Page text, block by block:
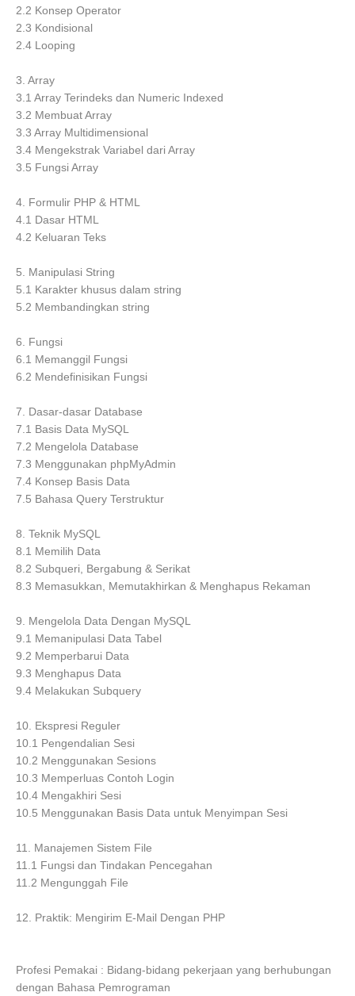
2.2 Konsep Operator
2.3 Kondisional
2.4 Looping
3. Array
3.1 Array Terindeks dan Numeric Indexed
3.2 Membuat Array
3.3 Array Multidimensional
3.4 Mengekstrak Variabel dari Array
3.5 Fungsi Array
4. Formulir PHP & HTML
4.1 Dasar HTML
4.2 Keluaran Teks
5. Manipulasi String
5.1 Karakter khusus dalam string
5.2 Membandingkan string
6. Fungsi
6.1 Memanggil Fungsi
6.2 Mendefinisikan Fungsi
7. Dasar-dasar Database
7.1 Basis Data MySQL
7.2 Mengelola Database
7.3 Menggunakan phpMyAdmin
7.4 Konsep Basis Data
7.5 Bahasa Query Terstruktur
8. Teknik MySQL
8.1 Memilih Data
8.2 Subqueri, Bergabung & Serikat
8.3 Memasukkan, Memutakhirkan & Menghapus Rekaman
9. Mengelola Data Dengan MySQL
9.1 Memanipulasi Data Tabel
9.2 Memperbarui Data
9.3 Menghapus Data
9.4 Melakukan Subquery
10. Ekspresi Reguler
10.1 Pengendalian Sesi
10.2 Menggunakan Sesions
10.3 Memperluas Contoh Login
10.4 Mengakhiri Sesi
10.5 Menggunakan Basis Data untuk Menyimpan Sesi
11. Manajemen Sistem File
11.1 Fungsi dan Tindakan Pencegahan
11.2 Mengunggah File
12. Praktik: Mengirim E-Mail Dengan PHP
Profesi Pemakai : Bidang-bidang pekerjaan yang berhubungan
dengan Bahasa Pemrograman